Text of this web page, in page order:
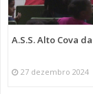
A.S.S. Alto Cova
27 dezembro 2024